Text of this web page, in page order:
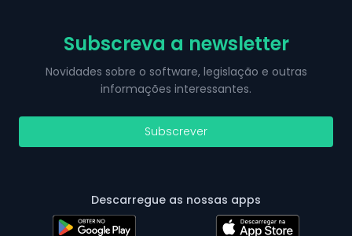
Subscreva a newsletter
Novidades sobre o software, legislação e outras
informações interessantes.
Subscrever
Descarregue as nossas apps